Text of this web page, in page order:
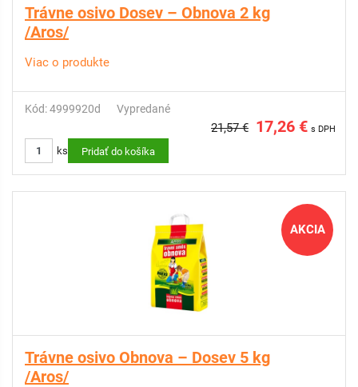
Trávne osivo Dosev – Obnova 2 kg
/Aros/
Viac o produkte
Kód: 4999920d Vypredané
21,57 € 17,26 € s DPH
ks Pridať do košíka
AKCIA
Trávne osivo Obnova – Dosev 5 kg
/Aros/